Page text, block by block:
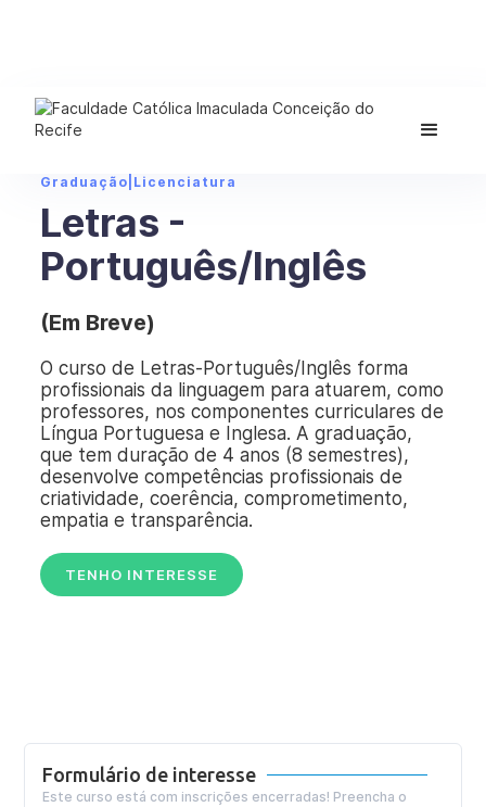
Graduação Licenciatura
Letras -
Português/Inglês
(Em Breve)
O curso de Letras-Português/Inglês forma
profissionais da linguagem para atuarem, como
professores, nos componentes curriculares de
Língua Portuguesa e Inglesa. A graduação,
que tem duração de 4 anos (8 semestres),
desenvolve competências profissionais de
criatividade, coerência, comprometimento,
empatia e transparência.
TENHO INTERESSE
Formulário de interesse
Este curso está com inscrições encerradas! Preencha o